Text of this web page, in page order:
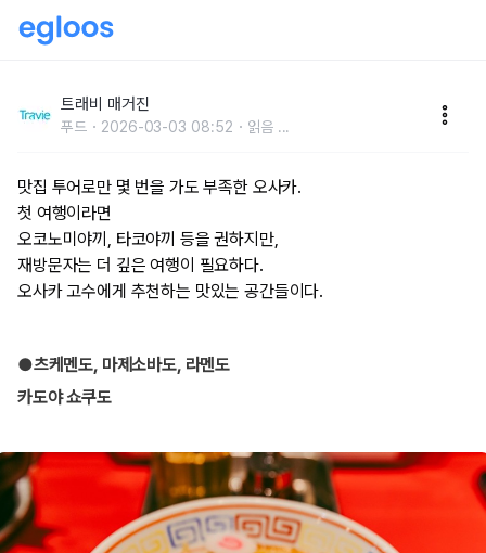
트래비 매거진
푸드 2026-03-03 08:52 읽음 ...
맛집 투어로만 몇 번을 가도 부족한 오사카.
첫 여행이라면
오코노미야끼, 타코야끼 등을 권하지만,
재방문자는 더 깊은 여행이 필요하다.
오사카 고수에게 추천하는 맛있는 공간들이다.
●츠케멘도, 마제소바도, 라멘도
카도야 쇼쿠도